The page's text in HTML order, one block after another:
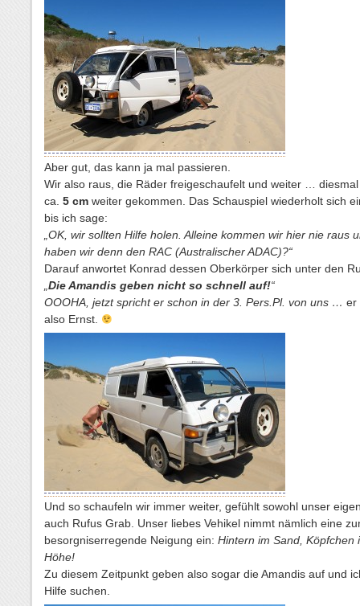
Aber gut, das kann ja mal passieren.
Wir also raus, die Räder freigeschaufelt und weiter …
ca. 5 cm weiter gekommen. Das Schauspiel wiederholt sich
bis ich sage:
„OK, wir sollten Hilfe holen. Alleine kommen wir hier nie raus
haben wir denn den RAC (Australischer ADAC)?“
Darauf anwortet Konrad dessen Oberkörper sich unter den
Die Amandis geben nicht so schnell auf!“
OOOHA, jetzt spricht er schon in der 3. Pers.Pl. von uns … er
also Ernst.
Und so schaufeln wir immer weiter, gefühlt sowohl unser
auch Rufus Grab. Unser liebes Vehikel nimmt nämlich eine
besorgniserregende Neigung ein: Hintern im Sand, Köpfchen
Höhe!
Zu diesem Zeitpunkt geben also sogar die Amandis auf und
Hilfe suchen.